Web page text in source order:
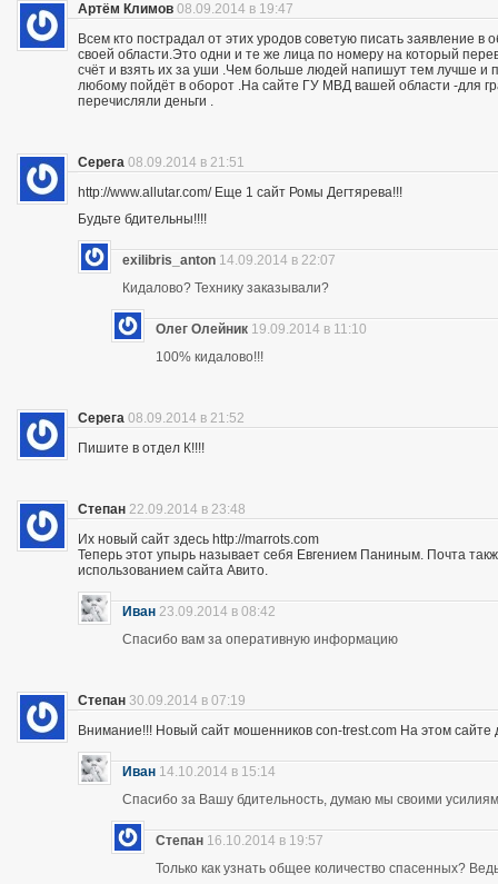
Артём Климов 08.09.2014 в 19:47
Всем кто пострадал от этих уродов советую писать заявление
своей области.Это одни и те же лица по номеру на который
счёт и взять их за уши .Чем больше людей напишут тем лучше и
любому пойдёт в оборот .На сайте ГУ МВД вашей области -для
перечисляли деньги .
Серега 08.09.2014 в 21:51
http://www.allutar.com/ Еще 1 сайт Ромы Дегтярева!!!
Будьте бдительны!!!!
exilibris_anton 14.09.2014 в 22:07
Кидалово? Технику заказывали?
Олег Олейник 19.09.2014 в 11:10
100% кидалово!!!
Серега 08.09.2014 в 21:52
Пишите в отдел К!!!!
Степан 22.09.2014 в 23:48
Их новый сайт здесь http://marrots.com
Теперь этот упырь называет себя Евгением Паниным. Почта
использованием сайта Авито.
Иван 23.09.2014 в 08:42
Спасибо вам за оперативную информацию
Степан 30.09.2014 в 07:19
Внимание!!! Новый сайт мошенников con-trest.com На этом сайте
Иван 14.10.2014 в 15:14
Спасибо за Вашу бдительность, думаю мы своими
Степан 16.10.2014 в 19:57
Только как узнать общее количество спасенных?